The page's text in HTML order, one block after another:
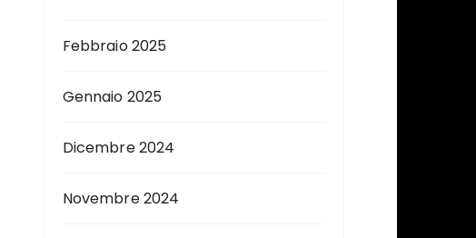
Febbraio 2025
Gennaio 2025
Dicembre 2024
Novembre 2024